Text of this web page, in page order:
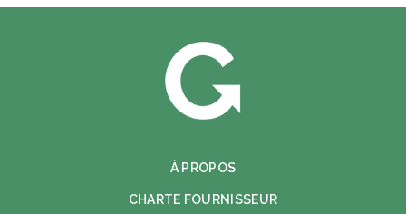
À PROPOS
CHARTE FOURNISSEUR